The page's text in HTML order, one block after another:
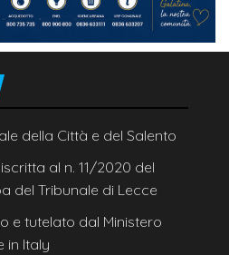
della Città e del Salento
al n. 11/2020 del
del Tribunale di Lecce
e tutelato dal Ministero
in Italy